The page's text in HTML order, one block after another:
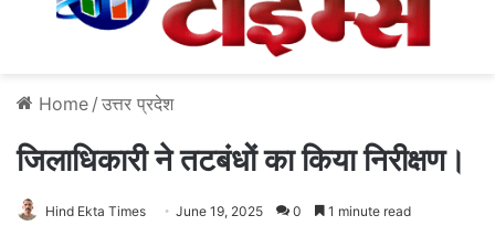
Home / उत्तर प्रदेश
जिलाधिकारी ने तटबंधों का किया निरीक्षण।
Hind Ekta Times June 19, 2025 0 1 minute read